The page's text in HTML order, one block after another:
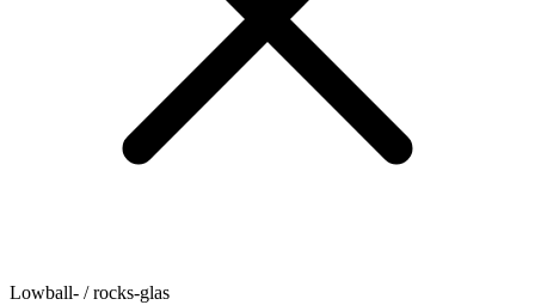
Lowball- / rocks-glas